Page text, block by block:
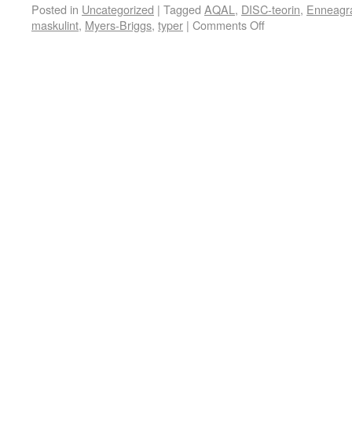
Posted in Uncategorized | Tagged AQAL , DISC-teorin,
maskulint, Myers-Briggs, typer | Comments Off